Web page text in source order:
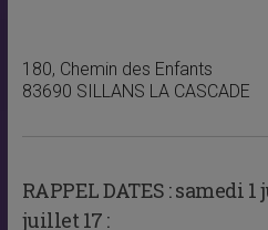
180, Chemin des Enfants
83690 SILLANS LA CASCADE
RAPPEL DATES :samedi 1
juillet 17 :